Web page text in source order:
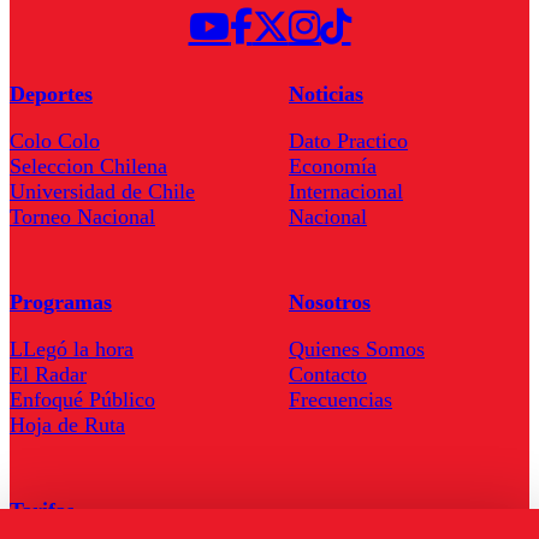
Deportes
Colo Colo
Seleccion Chilena
Universidad de Chile
Torneo Nacional
Noticias
Dato Practico
Economía
Internacional
Nacional
Programas
LLegó la hora
El Radar
Enfoqué Público
Hoja de Ruta
Nosotros
Quienes Somos
Contacto
Frecuencias
Tarifas